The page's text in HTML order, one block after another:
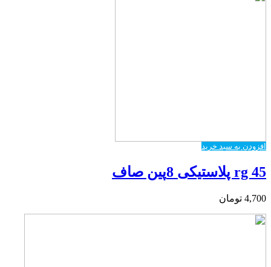
افزودن به سبد خرید
rg 45 پلاستیکی 8پین صاف
4,700 تومان